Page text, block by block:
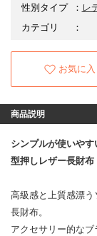
性別タイプ
： レ
カテゴリ
：
お気に
商品説明
シンプルが使いやす
型押しレザー長財布
高級感と上質感漂
長財布。
アクセサリー的な